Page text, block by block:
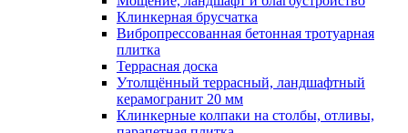
Клинкерная брусчатка
Вибропрессованная бетонная тротуарная
плитка
Террасная доска
Утолщённый террасный, ландшафтный
керамогранит 20 мм
Клинкерные колпаки на столбы, отливы,